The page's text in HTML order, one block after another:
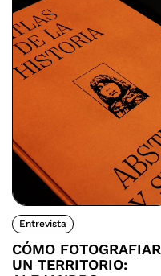
Entrevista
CÓMO FOTOGRAFIAR
UN TERRITORIO: